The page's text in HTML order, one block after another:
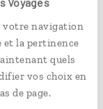
votre navigation
et la pertinence
quels
vos choix en
de page.
est un fruit